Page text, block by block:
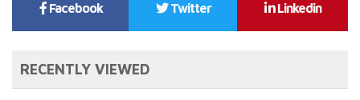
Facebook Twitter Linkedin
RECENTLY VIEWED